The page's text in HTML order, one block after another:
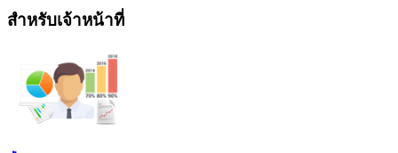
สำหรับเจ้าหน้าที่